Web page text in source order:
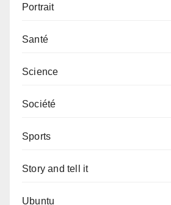
Portrait
Santé
Science
Société
Sports
Story and tell it
Ubuntu